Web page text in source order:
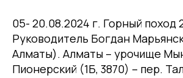
05- 20.08.2024 г. Горный поход
Руководитель Богдан
Алматы). Алматы – урочище
Пионерский (1Б, 3870) – пер.